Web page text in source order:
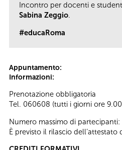
Incontro per docenti e
Sabina Zeggio.
#educaRoma
Appuntamento:
Informazioni:
Prenotazione obbligatoria
Tel. 060608 (tutti i giorni ore
Numero massimo di partecipanti:
È previsto il rilascio dell’attestato